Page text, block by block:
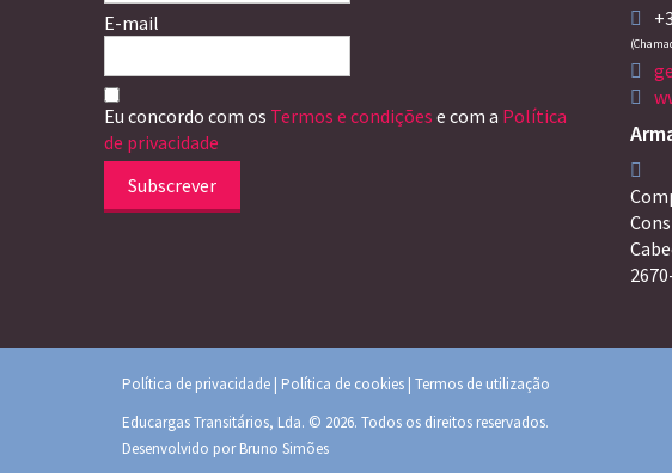
E-mail
Eu concordo com os Termos e condições e com a Política
de privacidade
Subscrever
Política de privacidade | Política de cookies | Termos de utilização
Educargas Transitários, Lda. © 2026. Todos os direitos reservados.
Desenvolvido porBruno Simões